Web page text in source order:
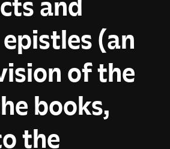
(an
of the
books,
the